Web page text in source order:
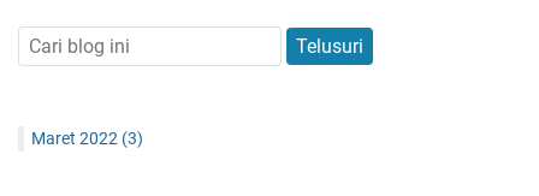
Maret 2022 (3)